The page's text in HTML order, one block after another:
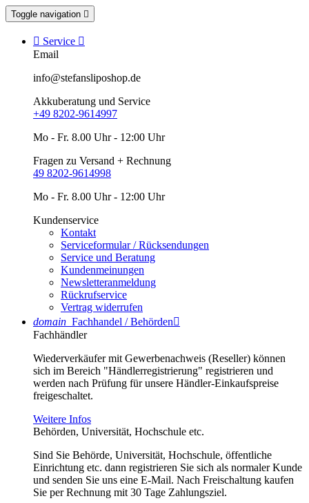
Toggle navigation 
 Service 
Email
info@stefansliposhop.de
Akkuberatung und Service
+49 8202-9614997
Mo - Fr. 8.00 Uhr - 12:00 Uhr
Fragen zu Versand + Rechnung
49 8202-9614998
Mo - Fr. 8.00 Uhr - 12:00 Uhr
Kundenservice
Kontakt
Serviceformular / Rücksendungen
Service und Beratung
Kundenmeinungen
Newsletteranmeldung
Rückrufservice
Vertrag widerrufen
domain Fachhandel / Behörden
Fachhändler
Wiederverkäufer mit Gewerbenachweis (Reseller) können
sich im Bereich "Händlerregistrierung" registrieren und
werden nach Prüfung für unsere Händler-Einkaufspreise
freigeschaltet.
Weitere Infos
Behörden, Universität, Hochschule etc.
Sind Sie Behörde, Universität, Hochschule, öffentliche
Einrichtung etc. dann registrieren Sie sich als normaler Kunde
und senden Sie uns eine E-Mail. Nach Freischaltung kaufen
Sie per Rechnung mit 30 Tage Zahlungsziel.